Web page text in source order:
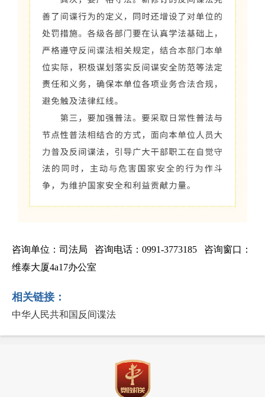
咨询单位：司法局 咨询电话：0991-3773185 咨询窗口：
维泰大厦4a17办公室
相关链接：
中华人民共和国反间谍法